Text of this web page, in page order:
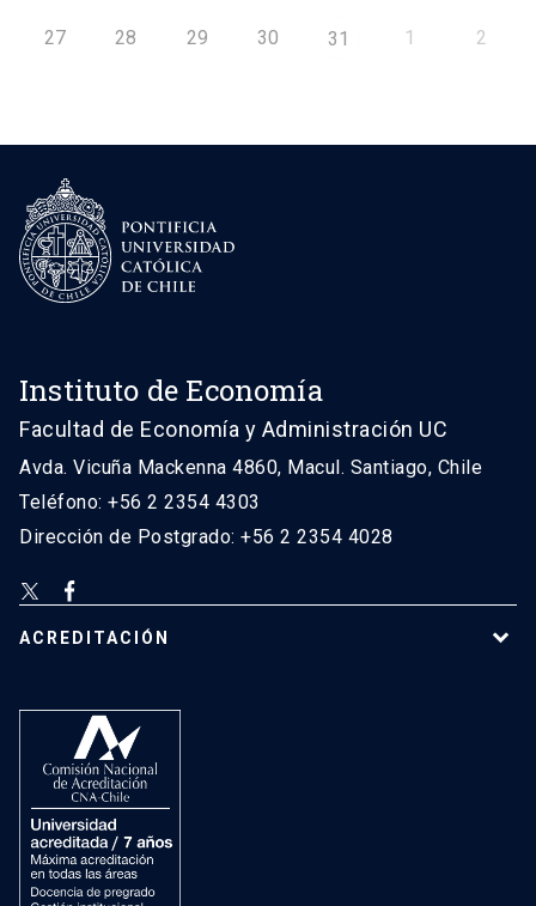
27 28 29 30 31 1 2
Instituto de Economía
Facultad de Economía y Administración UC
Avda. Vicuña Mackenna 4860, Macul. Santiago, Chile
Teléfono: +56 2 2354 4303
Dirección de Postgrado: +56 2 2354 4028
ACREDITACIÓN